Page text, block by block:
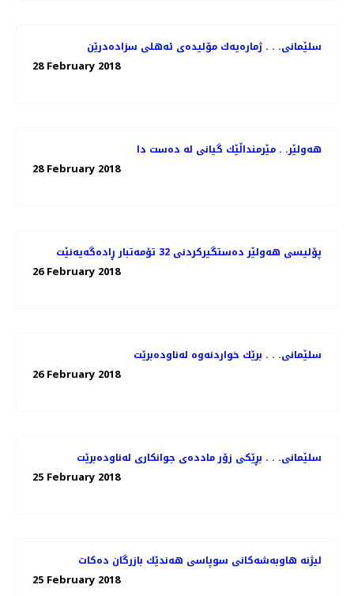
سلێمانی. . . ژماره‌یه‌ك مۆلیده‌ی ئه‌هلی سزاده‌درێن
28 February 2018
هەولێر. . مێرمنداڵێك گیانی لە دەست دا
28 February 2018
پۆلیسی هەولێر دەستگیركردنی 32 تۆمەتبار ڕادەگەیەنێت
26 February 2018
سلێمانی. . . برێك خواردنه‌وه‌ له‌ناوده‌برێت
26 February 2018
سلێمانی. . . بڕێكی زۆر مادده‌ی جوانكاری له‌ناوده‌برێت
25 February 2018
لیژنه‌ هاوبه‌شه‌كانی سوپاسی هه‌ندێك بازرگان ده‌كات
25 February 2018